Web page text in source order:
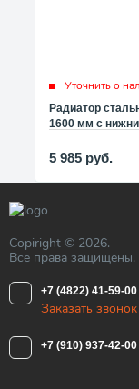
Уточнить о
Радиатор
1600 мм с
5 985 руб.
Copiright © 2026.
Все права защищены.
+7 (4822) 41-59-00
Заказать звонок
+7 (910) 937-42-00